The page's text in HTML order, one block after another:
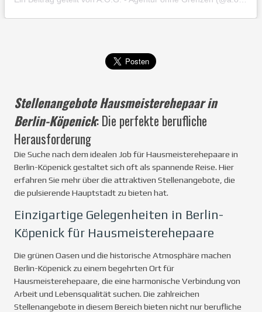
Stellenangebote Hausmeisterehepaar in
Berlin-Köpenick: Die perfekte berufliche
Herausforderung
Die Suche nach dem idealen Job für Hausmeisterehepaare in
Berlin-Köpenick gestaltet sich oft als spannende Reise. Hier
erfahren Sie mehr über die attraktiven Stellenangebote, die
die pulsierende Hauptstadt zu bieten hat.
Einzigartige Gelegenheiten in Berlin-
Köpenick für Hausmeisterehepaare
Die grünen Oasen und die historische Atmosphäre machen
Berlin-Köpenick zu einem begehrten Ort für
Hausmeisterehepaare, die eine harmonische Verbindung von
Arbeit und Lebensqualität suchen. Die zahlreichen
Stellenangebote in diesem Bereich bieten nicht nur berufliche